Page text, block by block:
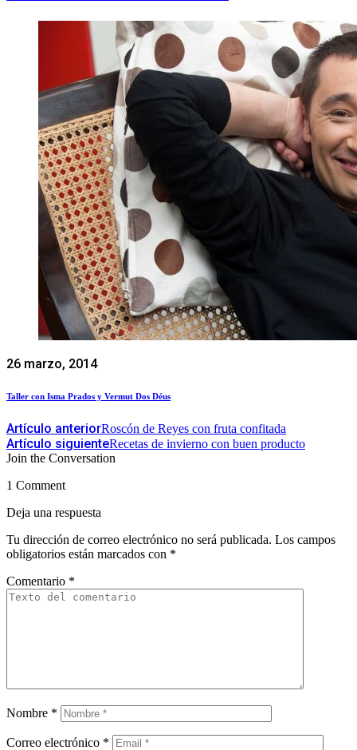
26 marzo, 2014
Taller con Isma Prados y Vermut Dos Déus
Artículo anteriorRoscón de Reyes con fruta confitada
Artículo siguienteRecetas de invierno con buen producto
Join the Conversation
1 Comment
Deja una respuesta
Tu dirección de correo electrónico no será publicada. Los campos
obligatorios están marcados con *
Comentario *
Nombre *
Correo electrónico *